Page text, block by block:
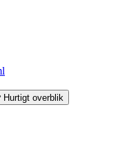
Hurtigt overblik